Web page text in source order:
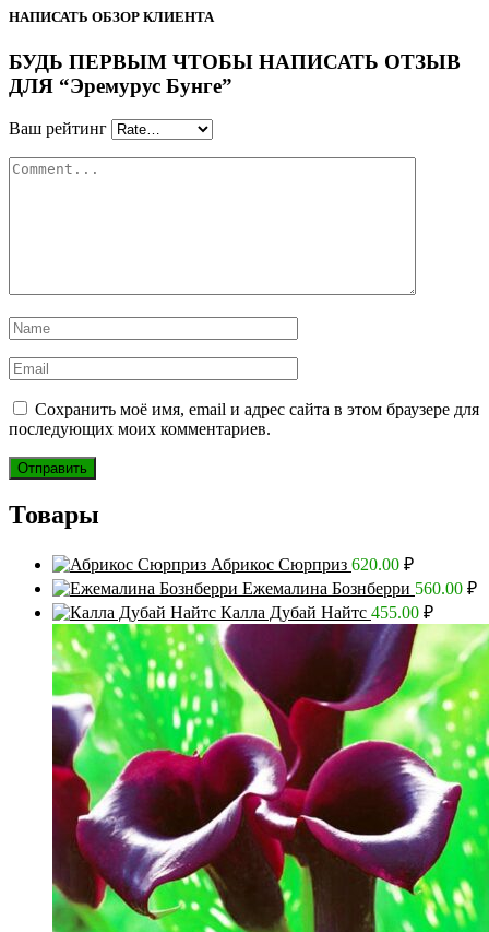
НАПИСАТЬ ОБЗОР КЛИЕНТА
БУДЬ ПЕРВЫМ ЧТОБЫ НАПИСАТЬ ОТЗЫВ
ДЛЯ “Эремурус Бунге”
Ваш рейтинг
Сохранить моё имя, email и адрес сайта в этом браузере для
последующих моих комментариев.
Товары
Абрикос Сюрприз 620.00 ₽
Ежемалина Бознберри 560.00 ₽
Калла Дубай Найтс 455.00 ₽